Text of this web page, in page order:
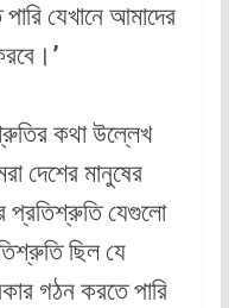
যেখানে আমাদের
কথা উল্লেখ
দেশের মানুষের
প্রতিশ্রুতি যেগুলো
ছিল যে
গঠন করতে পারি